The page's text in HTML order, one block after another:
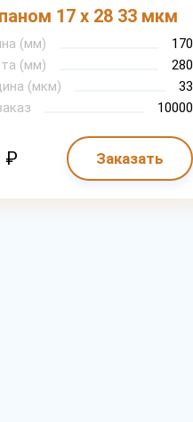
17 х 28 33 мкм
(мм)
170
(мм)
280
(мкм)
33
10000
₽ Заказать